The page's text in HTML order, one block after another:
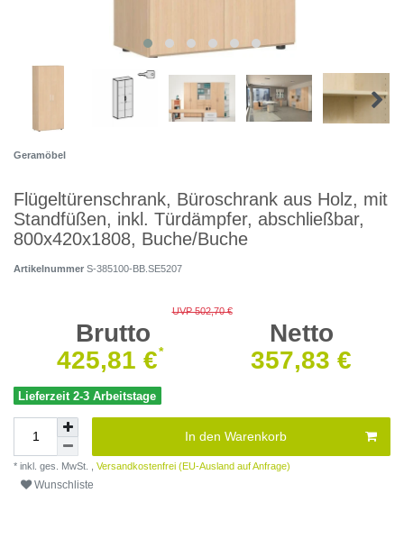
Geramöbel
Flügeltürenschrank, Büroschrank aus Holz, mit
Standfüßen, inkl. Türdämpfer, abschließbar,
800x420x1808, Buche/Buche
Artikelnummer S-385100-BB.SE5207
UVP 502,70 €
Brutto
Netto
425,81 €
* 357,83 €
Lieferzeit 2-3 Arbeitstage
In den Warenkorb
* inkl. ges. MwSt. , Versandkostenfrei (EU-Ausland auf Anfrage)
Wunschliste